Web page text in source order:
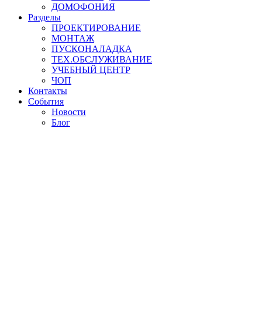
ДОМОФОНИЯ
Разделы
ПРОЕКТИРОВАНИЕ
МОНТАЖ
ПУСКОНАЛАДКА
ТЕХ.ОБСЛУЖИВАНИЕ
УЧЕБНЫЙ ЦЕНТР
ЧОП
Контакты
События
Новости
Блог